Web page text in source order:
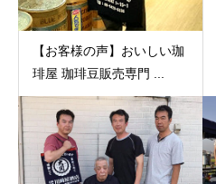
【お客様の声】おいしい珈
琲屋 珈琲豆販売専門 ...